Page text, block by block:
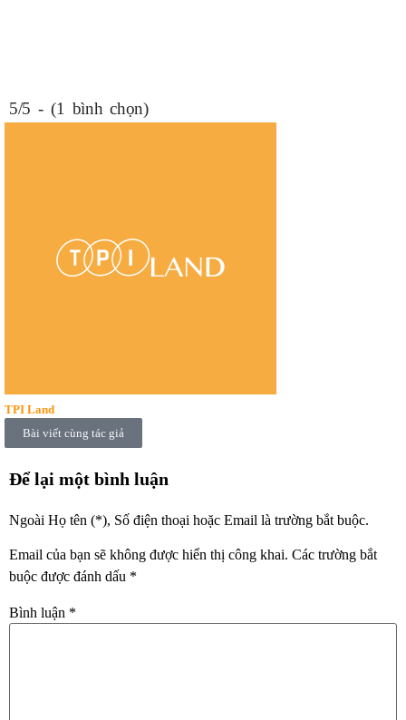
5/5 - (1 bình chọn)
TPI Land
Bài viết cùng tác giả
Để lại một bình luận
Ngoài Họ tên (*), Số điện thoại hoặc Email là trường bắt buộc.
Email của bạn sẽ không được hiển thị công khai. Các trường bắt
buộc được đánh dấu *
Bình luận *